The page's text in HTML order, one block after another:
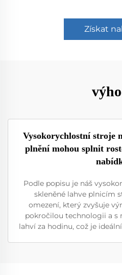
Získat
Vysokorychlostní stroje
plnění mohou splnit
Podle popisu je náš
skleněné lahve plnicím
omezení, který zvyšuje
pokročilou technologii a s
lahví za hodinu, což je